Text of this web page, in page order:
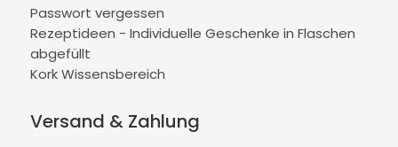
Passwort vergessen
Rezeptideen - Individuelle Geschenke in Flaschen
abgefüllt
Kork Wissensbereich
Versand & Zahlung